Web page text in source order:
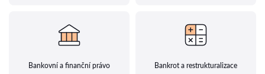
Bankovní a finanční právo Bankrot a restrukturalizace